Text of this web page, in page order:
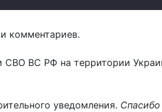
комментариев.
СВО ВС РФ на территории
уведомления.